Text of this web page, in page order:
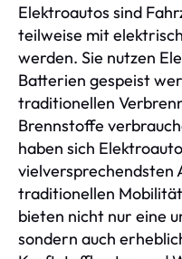
Elektroautos sind
teilweise mit
werden. Sie nutzen
Batterien gespeist
traditionellen
Brennstoffe
haben sich
vielversprechendsten
traditionellen
bieten nicht nur eine
sondern auch